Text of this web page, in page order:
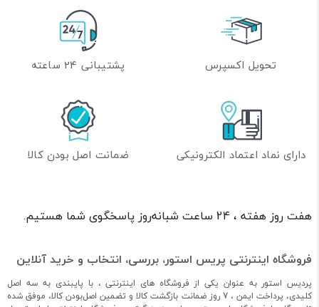
تحویل اکسپرس پشتیبانی 24 ساعته
دارای نماد اعتماد الکترونیکی ضمانت اصل بودن کالا
هفت روز هفته ، 24 ساعت شبانه‌روز پاسخگوی شما هستیم.
فروشگاه اینترنتی پریس استور، بررسی، انتخاب و خرید آنلاین
پردیس استور به عنوان یکی از فروشگاه های اینترنتی ، با پایبندی به سه اصل
کلیدی، پرداخت ایمن ، 7 روز ضمانت بازگشت کالا و تضمین اصل‌بودن کالا، موفق شده